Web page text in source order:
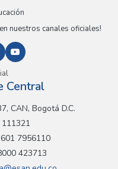
nuestros canales oficiales!
Central
CAN, Bogotá D.C.
111321
7956110
423713